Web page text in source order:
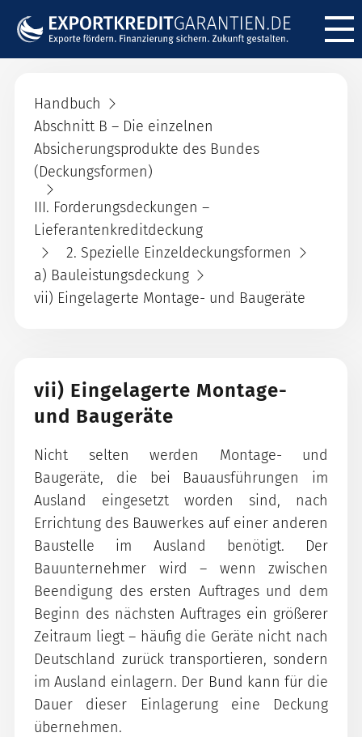
Handbuch
Abschnitt B – Die einzelnen
Absicherungsprodukte des Bundes
(Deckungsformen)
III. Forderungsdeckungen –
Lieferantenkreditdeckung
2. Spezielle Einzeldeckungsformen
a) Bauleistungsdeckung
vii) Eingelagerte Montage- und Baugeräte
vii) Eingelagerte Montage-
und Baugeräte
Nicht selten werden Montage- und
Baugeräte, die bei Bauausführungen im
Ausland eingesetzt worden sind, nach
Errichtung des Bauwerkes auf einer anderen
Baustelle im Ausland benötigt. Der
Bauunternehmer wird – wenn zwischen
Beendigung des ersten Auftrages und dem
Beginn des nächsten Auftrages ein größerer
Zeitraum liegt – häufig die Geräte nicht nach
Deutschland zurück transportieren, sondern
im Ausland einlagern. Der Bund kann für die
Dauer dieser Einlagerung eine Deckung
übernehmen.